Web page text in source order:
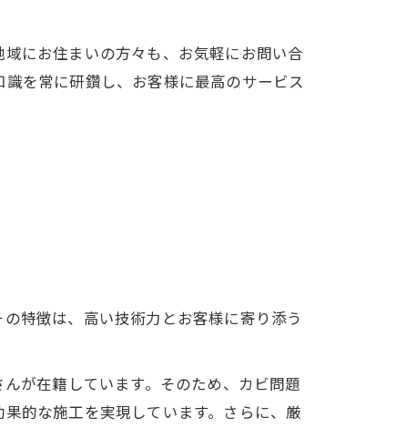
にお住まいの方々も、お気軽にお問い合
を常に研鑽し、お客様に最高のサービス
特徴は、高い技術力とお客様に寄り添う
が在籍しています。そのため、カビ問題
的な施工を実現しています。さらに、厳